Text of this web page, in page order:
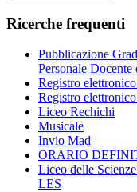
Ricerche frequenti
Pubblicazione
Personale
Registro
Registro
Liceo Rechichi
Musicale
Invio Mad
ORARIO
Liceo delle
LES